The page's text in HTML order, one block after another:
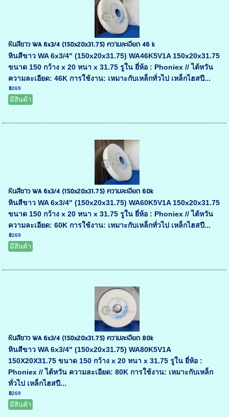
หินสีขาว WA 6x3/4 (150x20x31.75) ความละเอียด 46 k
หินสีขาว WA 6x3/4" (150x20x31.75) WA46K5V1A 150x20x31.75
ขนาด 150 กว้าง x 20 หนา x 31.75 รูใน ยี่ห้อ : Phoniex // ไต้หวัน
ความละเอียด: 46K การใช้งาน: เหมาะกับเหล็กทั่วไป เหล็กไฮสปี...
฿269
มีสินค้า
หินสีขาว WA 6x3/4 (150x20x31.75) ความละเอียด 60k
หินสีขาว WA 6x3/4" (150x20x31.75) WA60K5V1A 150x20x31.75
ขนาด 150 กว้าง x 20 หนา x 31.75 รูใน ยี่ห้อ : Phoniex // ไต้หวัน
ความละเอียด: 60K การใช้งาน: เหมาะกับเหล็กทั่วไป เหล็กไฮสปี...
฿269
มีสินค้า
หินสีขาว WA 6x3/4 (150x20x31.75) ความละเอียด 80k
หินสีขาว WA 6x3/4" (150x20x31.75) WA80K5V1A
150X20X31.75 ขนาด 150 กว้าง x 20 หนา x 31.75 รูใน ยี่ห้อ :
Phoniex // ไต้หวัน ความละเอียด: 80K การใช้งาน: เหมาะกับเหล็ก
ทั่วไป เหล็กไฮสปี...
฿269
มีสินค้า